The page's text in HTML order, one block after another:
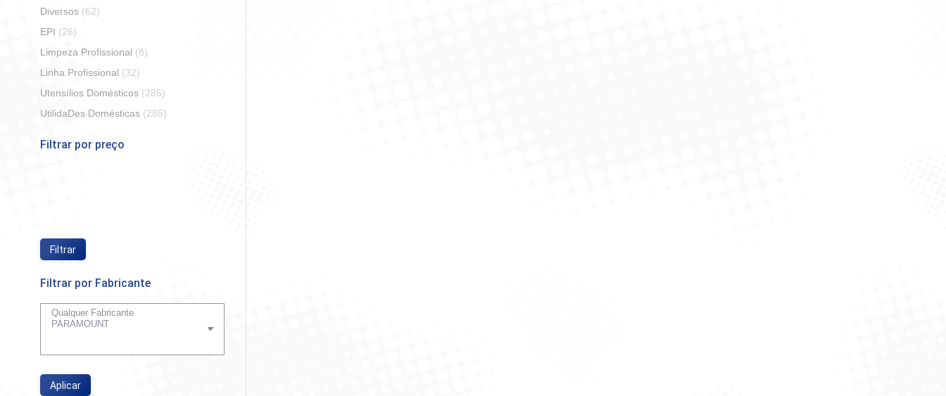
Diversos (62)
EPI (26)
Limpeza Profissional (8)
Linha Profissional (32)
Utensílios Domésticos (285)
UtilidaDes Domésticas (285)
Filtrar por preço
Filtrar
Filtrar por Fabricante
Aplicar